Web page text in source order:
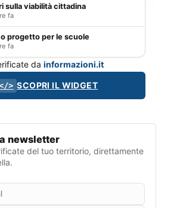
sulla viabilità cittadina
fa
progetto per le scuole
fa
dainformazioni.it
> SCOPRI IL WIDGET
newsletter
del tuo territorio, direttamente